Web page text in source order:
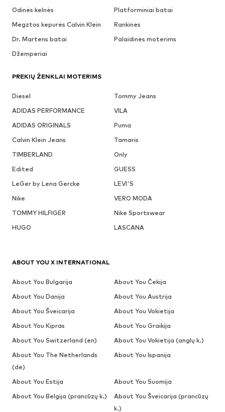
Odinės kelnės
Platforminiai batai
Megztos kepurės Calvin Klein
Rankinės
Dr. Martens batai
Palaidinės moterims
Džemperiai
PREKIŲ ŽENKLAI MOTERIMS
Diesel
Tommy Jeans
ADIDAS PERFORMANCE
VILA
ADIDAS ORIGINALS
Puma
Calvin Klein Jeans
Tamaris
TIMBERLAND
Only
Edited
GUESS
LeGer by Lena Gercke
LEVI'S
Nike
VERO MODA
TOMMY HILFIGER
Nike Sportswear
HUGO
LASCANA
ABOUT YOU X INTERNATIONAL
About You Bulgarija
About You Čekija
About You Danija
About You Austrija
About You Šveicarija
About You Vokietija
About You Kipras
About You Graikija
About You Switzerland (en)
About You Vokietija (anglų k.)
About You The Netherlands
(de)
About You Ispanija
About You Estija
About You Suomija
About You Belgija (prancūzų k.)
About You Šveicarija (prancūzų
k.)